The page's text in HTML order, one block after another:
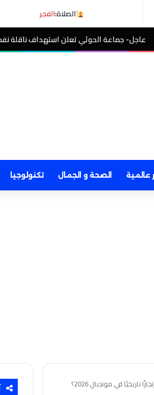
الصلاة:الفجر
استهداف ناقلة نفط سعودية في خليج عدن
عالمية الصحة و الجمال تكنولوجيا
في مونديال 2026؟